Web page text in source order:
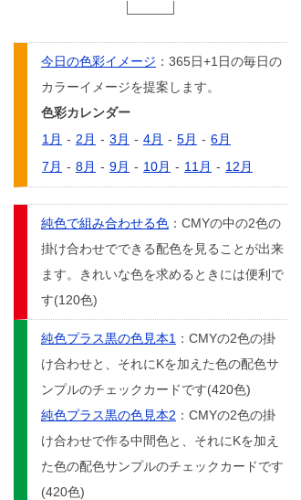
今日の色彩イメージ ：365日+1日の毎日の
カラーイメージを提案します。
色彩カレンダー
1月 - 2月 - 3月 - 4月 - 5月 - 6月
7月 - 8月 - 9月 - 10月 - 11月 - 12月
純色で組み合わせる色 ：CMYの中の2色の
掛け合わせでできる配色を見ることが出来
ます。きれいな色を求めるときには便利で
す(120色)
純色プラス黒の色見本1 ：CMYの2色の掛
け合わせと、それにKを加えた色の配色サ
ンプルのチェックカードです(420色)
純色プラス黒の色見本2 ：CMYの2色の掛
け合わせで作る中間色と、それにKを加え
た色の配色サンプルのチェックカードです
(420色)